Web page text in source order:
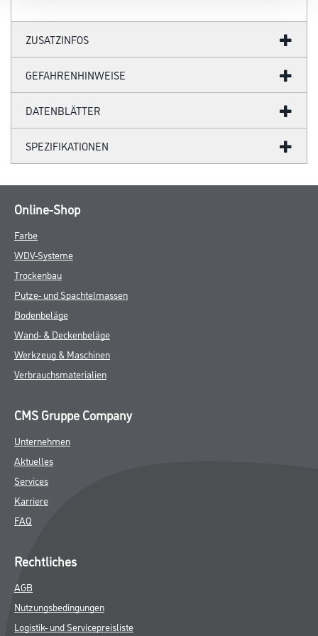
ZUSATZINFOS
GEFAHRENHINWEISE
DATENBLÄTTER
SPEZIFIKATIONEN
Online-Shop
Farbe
WDV-Systeme
Trockenbau
Putze- und Spachtelmassen
Bodenbeläge
Wand- & Deckenbeläge
Werkzeug & Maschinen
Verbrauchsmaterialien
CMS Gruppe Company
Unternehmen
Aktuelles
Services
Karriere
FAQ
Rechtliches
AGB
Nutzungsbedingungen
Logistik- und Servicepreisliste